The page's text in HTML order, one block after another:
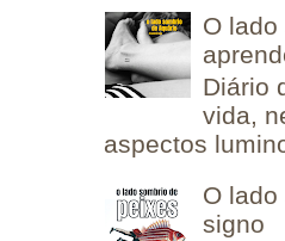
O
Diário
vida,
aspectos
O
signo